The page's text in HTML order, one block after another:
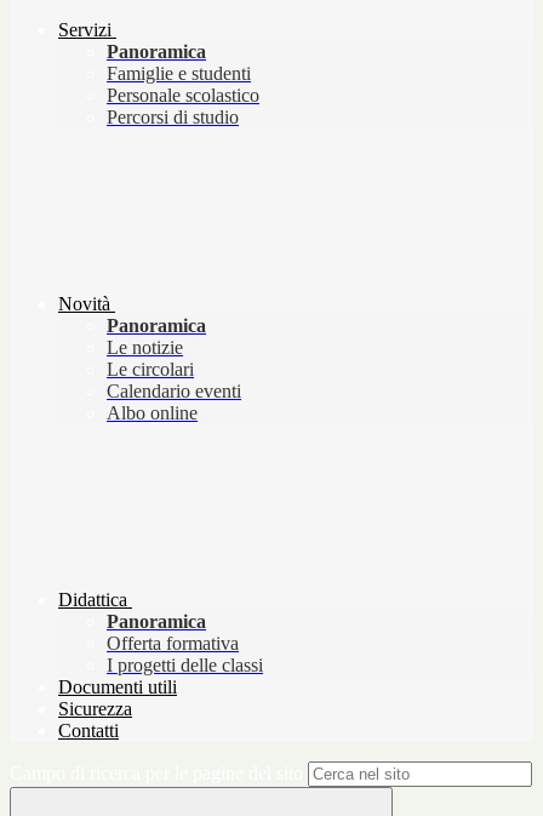
Servizi
Panoramica
Famiglie e studenti
Personale scolastico
Percorsi di studio
Novità
Panoramica
Le notizie
Le circolari
Calendario eventi
Albo online
Didattica
Panoramica
Offerta formativa
I progetti delle classi
Documenti utili
Sicurezza
Contatti